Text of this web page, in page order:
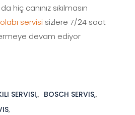
hiç canınız sıkılmasın
servisi sizlere 7/24 saat
devam ediyor
SERVISI,, BOSCH SERVIS,,
,